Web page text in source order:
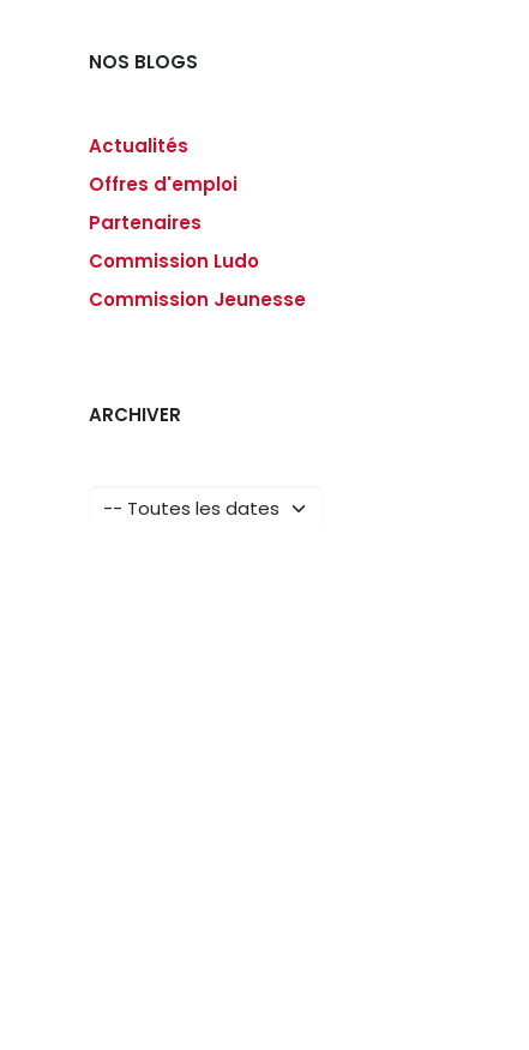
NOS BLOGS
Actualités
Offres d'emploi
Partenaires
Commission Ludo
Commission Jeunesse
ARCHIVER